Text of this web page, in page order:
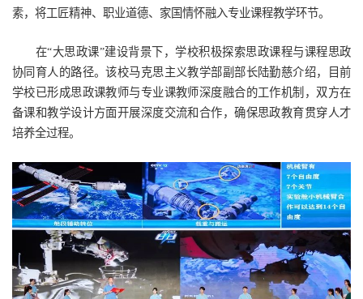
素，将工匠精神、职业道德、家国情怀融入专业课程教学环节。
在“大思政课”建设背景下，学校积极探索思政课程与课程思政
协同育人的路径。该校马克思主义教学部副部长陆勤慈介绍，目前
学校已形成思政课教师与专业课教师深度融合的工作机制，双方在
备课和教学设计方面开展深度交流和合作，确保思政教育贯穿人才
培养全过程。